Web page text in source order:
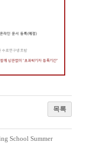
목록
School Summer